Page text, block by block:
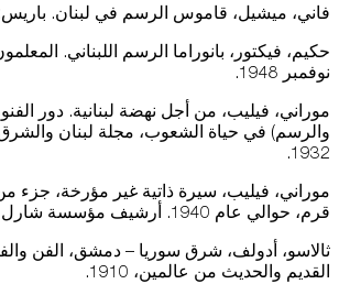
فاني، ميشيل، قاموس الرسم في لبنان. باريس:
نوفمبر 1948.
موراني، فيليب، من أجل نهضة لبنانية. دور
والرسم) في حياة الشعوب، مجلة لبنان
1932.
موراني، فيليب، سيرة ذاتية غير مؤرخة، جزء
قرم، حوالي عام 1940. أرشيف مؤسسة شارل قرم، بيروت، لبنان.
ثالاسو، أدولف، شرق سوريا – دمشق، الفن
القديم والحديث من عالمين، 1910.